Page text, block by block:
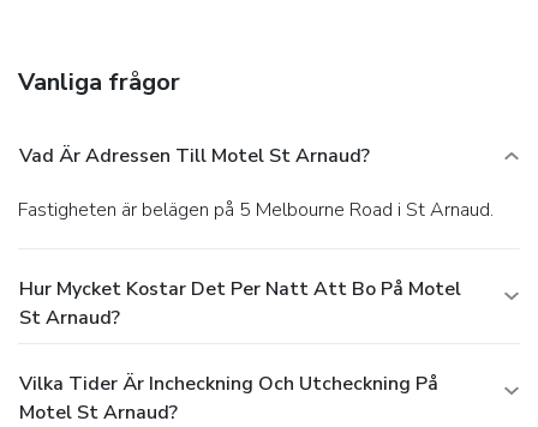
Vanliga frågor
Vad Är Adressen Till Motel St Arnaud?
Fastigheten är belägen på 5 Melbourne Road i St Arnaud.
Hur Mycket Kostar Det Per Natt Att Bo På Motel
St Arnaud?
Vilka Tider Är Incheckning Och Utcheckning På
Motel St Arnaud?